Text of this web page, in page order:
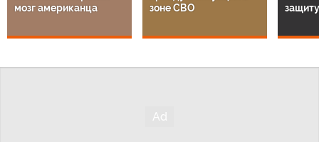
мозг американца
зоне СВО